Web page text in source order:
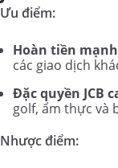
Ưu điểm:
Hoàn tiền
các giao dịch
Đặc quyền JCB
golf, ẩm thực và
Nhược điểm: